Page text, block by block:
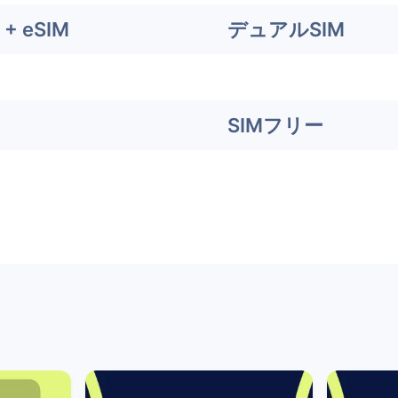
eSIM デュアルSIM
SIMフリー